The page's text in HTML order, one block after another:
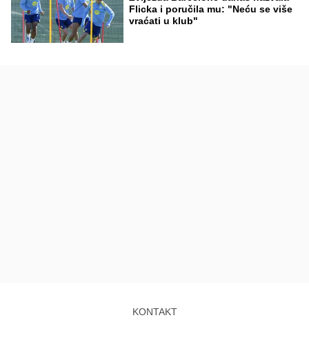
Flicka i poručila mu: "Neću se više
vraćati u klub"
KONTAKT